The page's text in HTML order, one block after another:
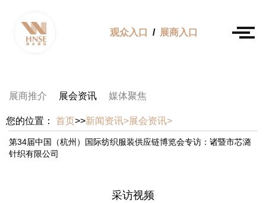
观众入口 / 展商入口
展商推介 展会资讯 媒体聚焦
您的位置： 首页>>新闻资讯>展会资讯>
第34届中国（杭州）国际纺织服装供应链博览会专访：诸暨市芯潞
针织有限公司
采访视频